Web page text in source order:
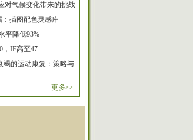
对气候变化带来的挑战
：插图配色灵感库
平降低93%
，IF高至47
竭的运动康复：策略与
更多>>